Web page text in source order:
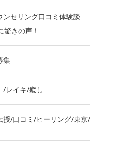
ンセリング口コミ体験談
きの声！
集
/レイキ/癒し
授/口コミ/ヒーリング/東京/